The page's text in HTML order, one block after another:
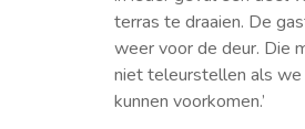
terras te draaien. De
weer voor de deur. Die
niet teleurstellen als
kunnen voorkomen.’